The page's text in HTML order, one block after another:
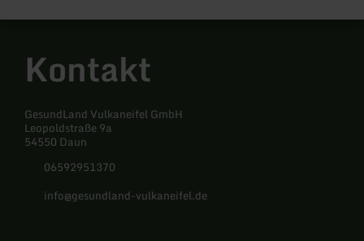
Kontakt
GesundLand Vulkaneifel GmbH
Leopoldstraße 9a
54550 Daun
06592951370
info@gesundland-vulkaneifel.de